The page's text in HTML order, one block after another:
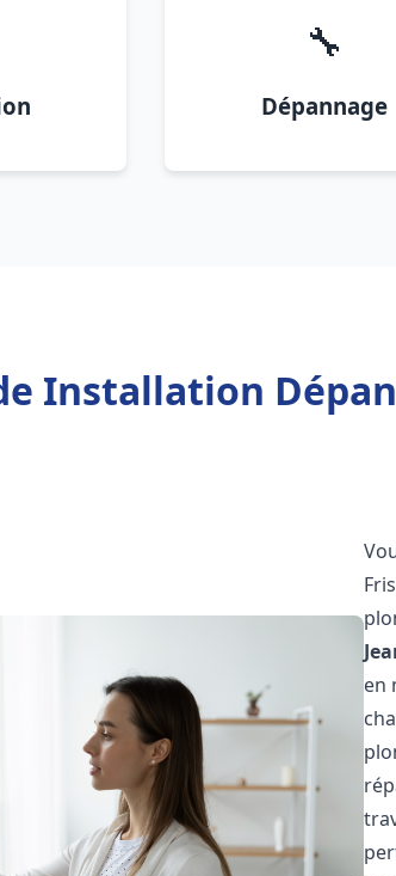
🔧
Dépannage
Installation
en